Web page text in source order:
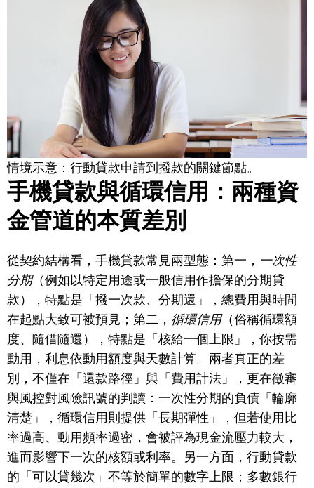
情境示意：行動貸款申請到撥款的關鍵節點。
手機貸款與循環信用：兩種資
金管道的本質差別
從契約結構看，手機貸款常見兩型態：第一， 一次性
分期（例如以特定用途或一般信用作擔保的分期貸
款），特點是「撥一次款、分期還」，總費用與時間
在起點大致可被預見；第二， 循環信用（俗稱循環額
度、隨借隨還），特點是「核給一個上限」，你按需
動用，利息依動用額度與天數計算。兩者真正的差
別，不僅在「還款路徑」與「費用計法」，更在徵審
與風控對風險訊號的判讀：一次性分期的負債「輪廓
清楚」，循環信用則提供「長期彈性」，但若使用比
率過高、動用頻率過密，會被評為現金流壓力較大，
進而影響下一次的核額或利率。另一方面，行動貸款
的「可以貸幾次」不等於簡單的數字上限；多數銀行